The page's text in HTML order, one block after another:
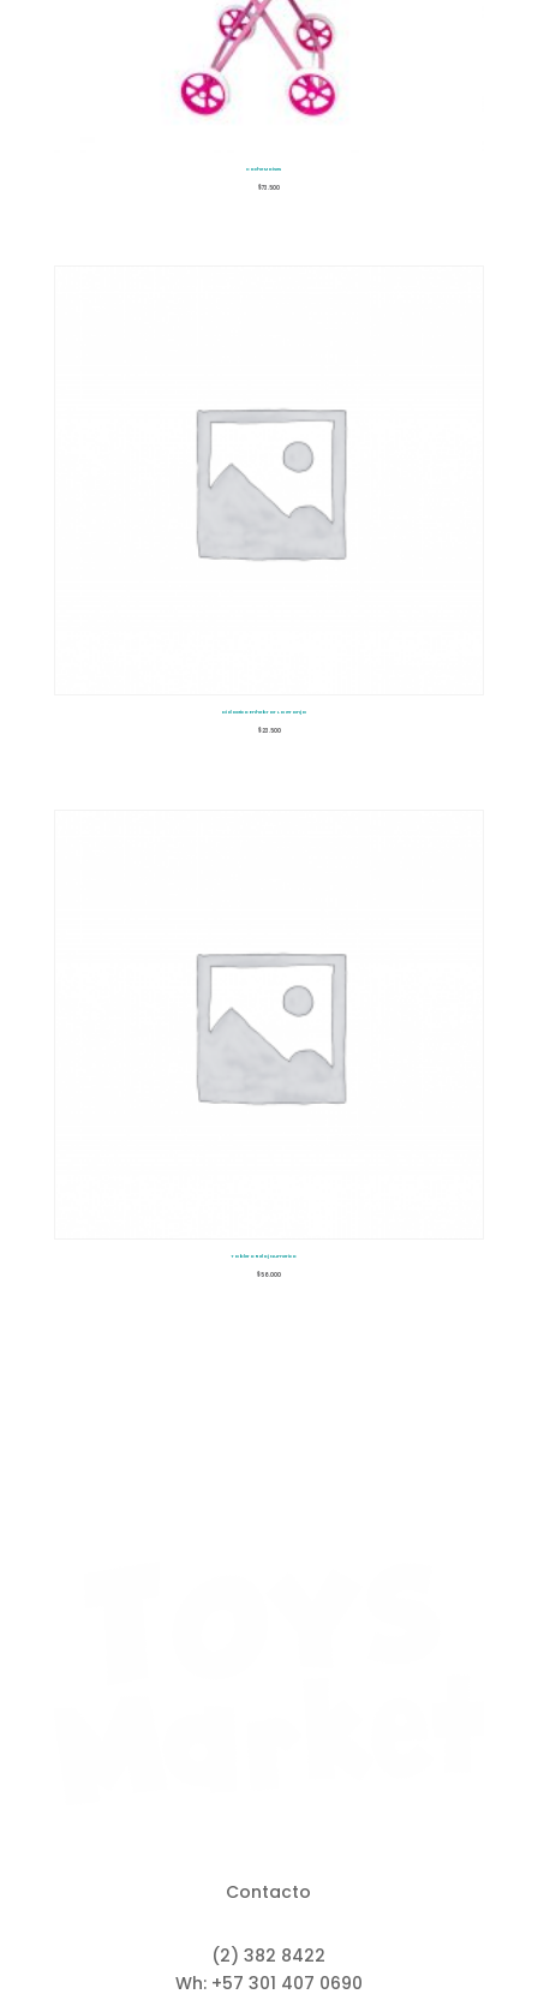
Coche Moises
$73.500
Didactico Enhebrar La Granja
$23.500
Tablero Reloj Numerico
$56.000
Contacto
(2) 382 8422
Wh: +57 301 407 0690